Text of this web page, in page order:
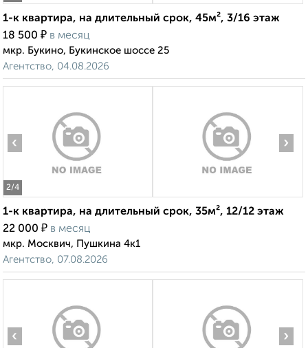
1-к квартира, на длительный срок, 45м², 3/16 этаж
18 500 ₽ в месяц
мкр. Букино, Букинское шоссе 25
Агентство, 04.08.2026
2/4
‹ ›
1-к квартира, на длительный срок, 35м², 12/12 этаж
22 000 ₽ в месяц
мкр. Москвич, Пушкина 4к1
Агентство, 07.08.2026
‹ ›